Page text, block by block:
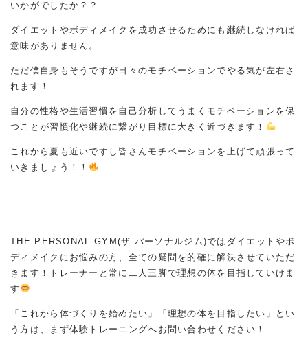
いかがでしたか？？
ダイエットやボディメイクを成功させるためにも継続しなければ
意味がありません。
ただ僕自身もそうですが日々のモチベーションでやる気が左右さ
れます！
自分の性格や生活習慣を自己分析してうまくモチベーションを保
つことが習慣化や継続に繋がり目標に大きく近づきます！
これから夏も近いですし皆さんモチベーションを上げて頑張って
いきましょう！！
THE PERSONAL GYM(ザ パーソナルジム)ではダイエットやボ
ディメイクにお悩みの方、全ての疑問を的確に解決させていただ
きます！トレーナーと常に二人三脚で理想の体を目指していけま
す
「これから体づくりを始めたい」「理想の体を目指したい」とい
う方は、まず体験トレーニングへお問い合わせください！